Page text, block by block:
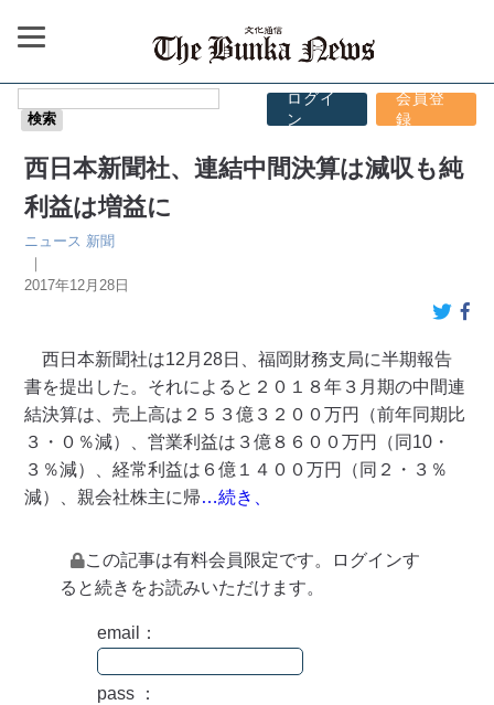
ログイ
ン
会員登
録
西日本新聞社、連結中間決算は減収も純
利益は増益に
ニュース 新聞
｜
2017年12月28日
西日本新聞社は12月28日、福岡財務支局に半期報告
書を提出した。それによると２０１８年３月期の中間連
結決算は、売上高は２５３億３２００万円（前年同期比
３・０％減）、営業利益は３億８６００万円（同10・
３％減）、経常利益は６億１４００万円（同２・３％
減）、親会社株主に帰…続き、
この記事は有料会員限定です。ログインす
ると続きをお読みいただけます。
email：
pass ：